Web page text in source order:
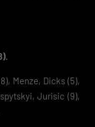
Menze, Dicks (5),
Jurisic (9),